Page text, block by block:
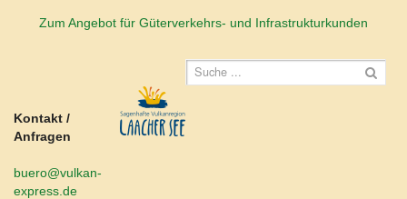
Zum Angebot für Güterverkehrs- und Infrastrukturkunden
Kontakt /
Anfragen
buero@vulkan-
express.de